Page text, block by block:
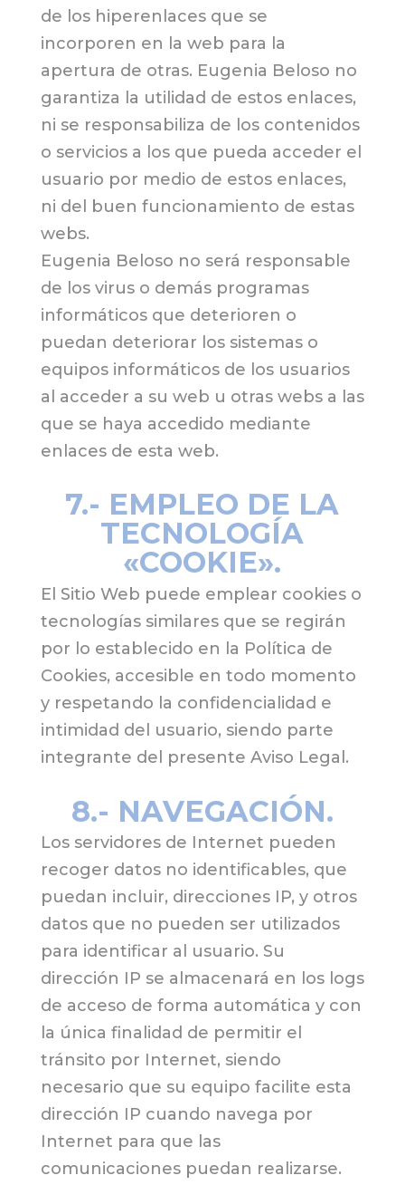
de los hiperenlaces que se
incorporen en la web para la
apertura de otras. Eugenia Beloso no
garantiza la utilidad de estos enlaces,
ni se responsabiliza de los contenidos
o servicios a los que pueda acceder el
usuario por medio de estos enlaces,
ni del buen funcionamiento de estas
webs.
Eugenia Beloso no será responsable
de los virus o demás programas
informáticos que deterioren o
puedan deteriorar los sistemas o
equipos informáticos de los usuarios
al acceder a su web u otras webs a las
que se haya accedido mediante
enlaces de esta web.
7.- EMPLEO DE LA
TECNOLOGÍA
«COOKIE».
El Sitio Web puede emplear cookies o
tecnologías similares que se regirán
por lo establecido en la Política de
Cookies, accesible en todo momento
y respetando la confidencialidad e
intimidad del usuario, siendo parte
integrante del presente Aviso Legal.
8.- NAVEGACIÓN.
Los servidores de Internet pueden
recoger datos no identificables, que
puedan incluir, direcciones IP, y otros
datos que no pueden ser utilizados
para identificar al usuario. Su
dirección IP se almacenará en los logs
de acceso de forma automática y con
la única finalidad de permitir el
tránsito por Internet, siendo
necesario que su equipo facilite esta
dirección IP cuando navega por
Internet para que las
comunicaciones puedan realizarse.